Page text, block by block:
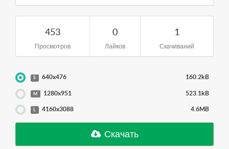
453
Просмотров
0
Лайков
1
Скачиваний
S 640x476 160.2kB
M 1280x951 523.1kB
L 4160x3088 4.6MB
Скачать